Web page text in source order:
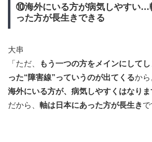
⑩海外にいる方が病気しやすい…
った方が長生きできる
大串
「ただ、
もう一つの方をメインにして
った“障害線”っていうのが出てくるから
海外にいる方が、病気しやすくはなりま
だから、 軸は日本にあった方が長生きで